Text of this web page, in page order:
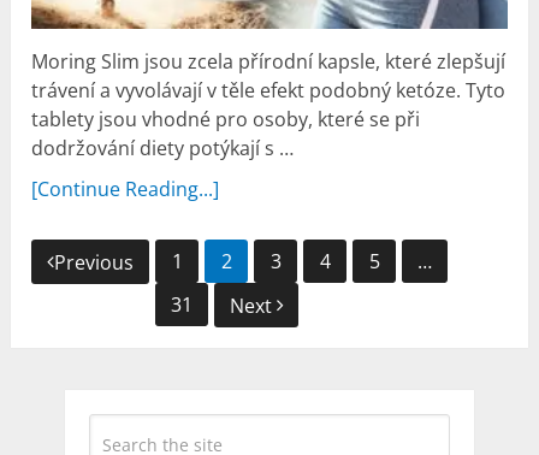
Moring Slim jsou zcela přírodní kapsle, které zlepšují
trávení a vyvolávají v těle efekt podobný ketóze. Tyto
tablety jsou vhodné pro osoby, které se při
dodržování diety potýkají s …
[Continue Reading...]
Navigace
příspěvky
Previous 1 2 3 4 5
…
31
Next